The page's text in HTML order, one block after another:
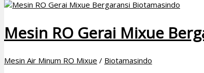
Mesin RO Gerai Mixue
Mesin Air Minum RO Mixue / Biotamasindo